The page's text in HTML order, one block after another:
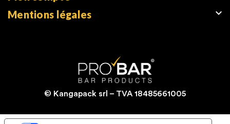
Mentions légales

© Kangapack srl – TVA 18485661005